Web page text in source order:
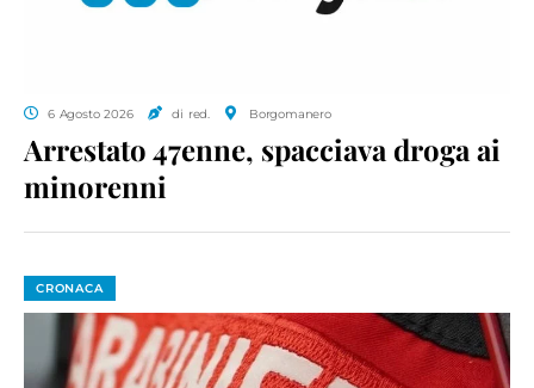
6 Agosto 2026 di red. Borgomanero
Arrestato 47enne, spacciava droga ai
minorenni
CRONACA